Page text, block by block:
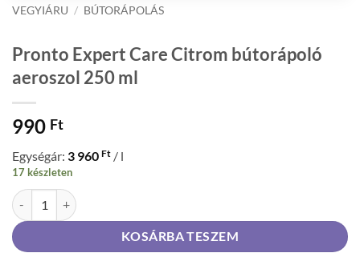
VEGYIÁRU / BÚTORÁPOLÁS
Pronto Expert Care Citrom bútorápoló
aeroszol 250 ml
990 Ft
Egységár: 3 960 Ft / l
17 készleten
Pronto Expert Care Citrom bútorápoló aeroszol 250 ml mennyiség
KOSÁRBA TESZEM